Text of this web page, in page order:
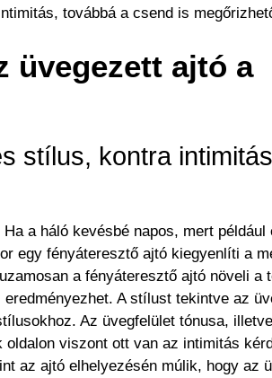
továbbá a csend is
üvegezett ajtó a
stílus, kontra
a háló kevésbé napos, mert például
egy fényáteresztő ajtó kiegyenlíti a
a fényáteresztő ajtó növeli a
A stílust tekintve az
Az üvegfelület tónusa,
viszont ott van az intimitás
az ajtó elhelyezésén múlik, hogy az